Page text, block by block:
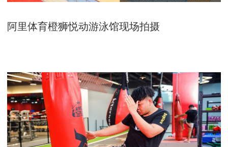
阿里体育橙狮悦动游泳馆现场拍摄